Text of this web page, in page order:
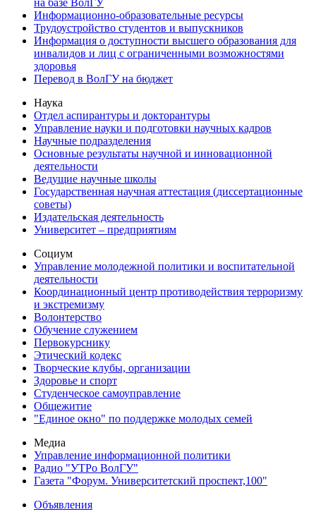
на базе ВолГУ
Информационно-образовательные ресурсы
Трудоустройство студентов и выпускников
Информация о доступности высшего образования для
инвалидов и лиц с ограниченными возможностями
здоровья
Перевод в ВолГУ на бюджет
Наука
Отдел аспирантуры и докторантуры
Управление науки и подготовки научных кадров
Научные подразделения
Основные результаты научной и инновационной
деятельности
Ведущие научные школы
Государственная научная аттестация (диссертационные
советы)
Издательская деятельность
Университет – предприятиям
Социум
Управление молодежной политики и воспитательной
деятельности
Координационный центр противодействия терроризму
и экстремизму
Волонтерство
Обучение служением
Первокурснику
Этический кодекс
Творческие клубы, организации
Здоровье и спорт
Студенческое самоуправление
Общежитие
"Единое окно" по поддержке молодых семей
Медиа
Управление информационной политики
Радио "УТРо ВолГУ"
Газета "Форум. Университетский проспект,100"
Объявления